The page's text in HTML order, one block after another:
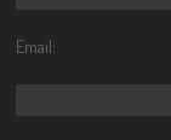
Email: